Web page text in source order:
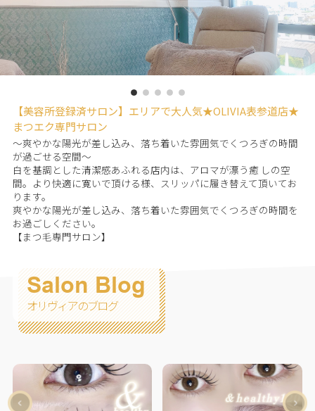
【美容所登録済サロン】エリアで大人気★OLIVIA表参道店★
まつエク専門サロン
～爽やかな陽光が差し込み、落ち着いた雰囲気でくつろぎの時間
が過ごせる空間～
白を基調とした清潔感あふれる店内は、アロマが漂う癒 しの空
間。より快適に寛いで頂ける様、スリッパに履き替えて頂いてお
ります。
爽やかな陽光が差し込み、落ち着いた雰囲気でくつろぎの時間を
お過ごしください。
【まつ毛専門サロン】
Salon Blog
オリヴィアのブログ